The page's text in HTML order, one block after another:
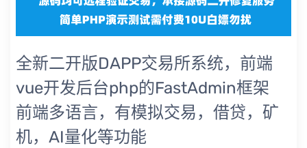
全新二开版DAPP交易所系统，前端
vue开发后台php的FastAdmin框架
前端多语言，有模拟交易，借贷，矿
机，AI量化等功能